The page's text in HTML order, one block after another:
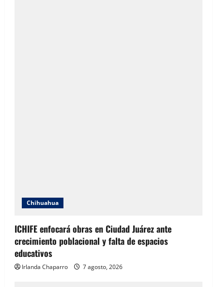
Chihuahua
ICHIFE enfocará obras en Ciudad Juárez ante
crecimiento poblacional y falta de espacios
educativos
Irlanda Chaparro 7 agosto, 2026